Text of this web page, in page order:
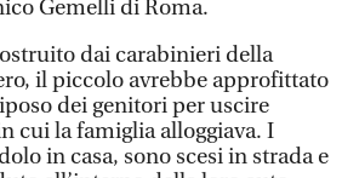
Gemelli di Roma.
dai carabinieri della
il piccolo avrebbe approfittato
dei genitori per uscire
cui la famiglia alloggiava. I
in casa, sono scesi in strada e